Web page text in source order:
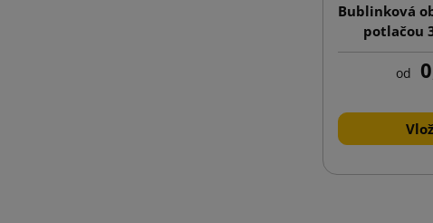
Bublinková
potlačou
od